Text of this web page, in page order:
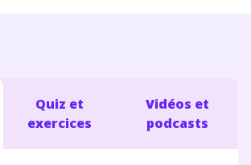
Quiz et
exercices
Vidéos et
podcasts